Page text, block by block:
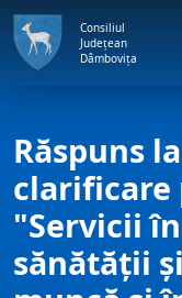
Consiliul
Județean
Dâmbovița
Răspuns
clarificare
"Servicii
sănătăţii